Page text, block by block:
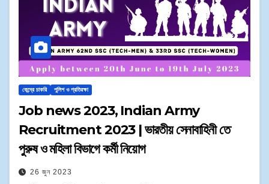
কেন্দ্রে চাকরি পুলিশ ও প্রতিরক্ষা
Job news 2023, Indian Army
Recruitment 2023 | ভারতীয় সেনাবাহিনী তে
পুরুষ ও মহিলা বিভাগে কর্মী নিয়োগ
26 জুন 2023